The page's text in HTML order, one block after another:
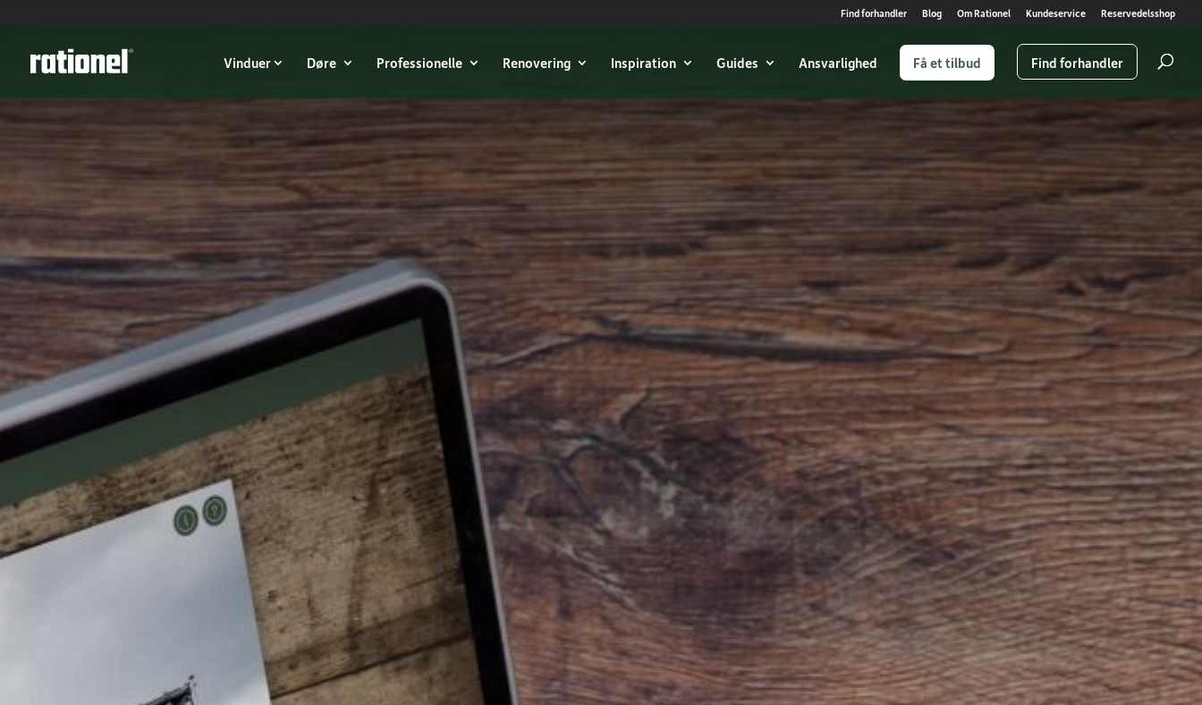
Find forhandler Blog Om Rationel Kundeservice Reservedelsshop
Vinduer
Døre Professionelle Renovering Inspiration Guides Ansvarlighed Få et tilbud Find forhandler